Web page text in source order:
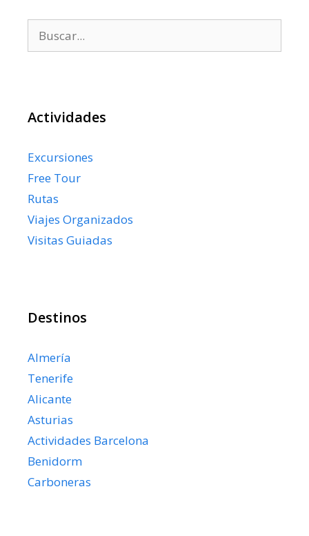
Actividades
Excursiones
Free Tour
Rutas
Viajes Organizados
Visitas Guiadas
Destinos
Almería
Tenerife
Alicante
Asturias
Actividades Barcelona
Benidorm
Carboneras